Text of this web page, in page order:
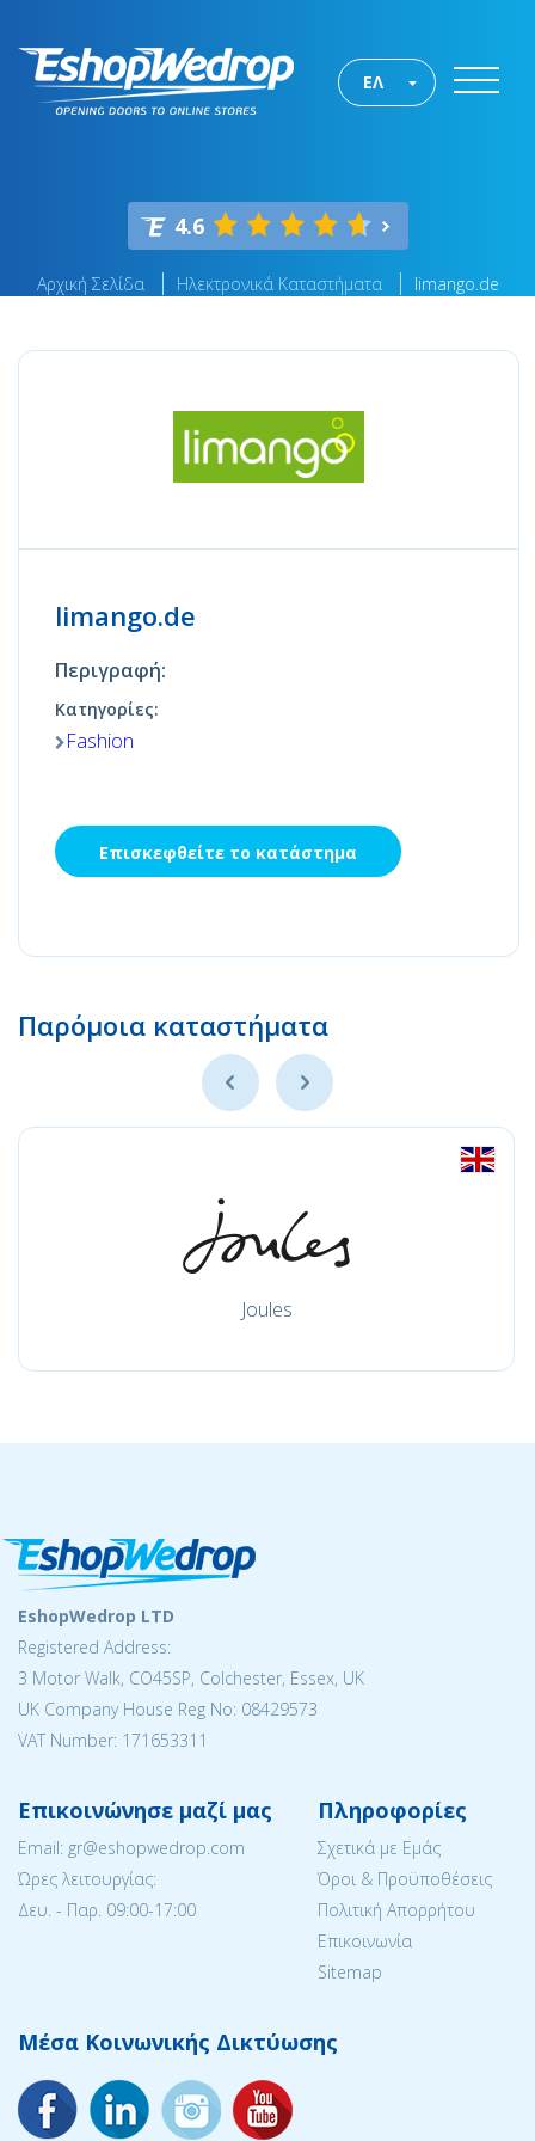
ΕΛ
4.6
Αρχική Σελίδα Ηλεκτρονικά Καταστήματα limango.de
limango.de
Περιγραφή:
Κατηγορίες:
Fashion
Επισκεφθείτε το κατάστημα
Παρόμοια καταστήματα
Joules
EshopWedrop LTD
Registered Address:
3 Motor Walk, CO45SP, Colchester, Essex, UK
UK Company House Reg No: 08429573
VAT Number: 171653311
Επικοινώνησε μαζί μας
Email: gr@eshopwedrop.com
Ώρες λειτουργίας:
Δευ. - Παρ. 09:00-17:00
Πληροφορίες
Σχετικά με Εμάς
Όροι & Προϋποθέσεις
Πολιτική Απορρήτου
Επικοινωνία
Sitemap
Μέσα Κοινωνικής Δικτύωσης